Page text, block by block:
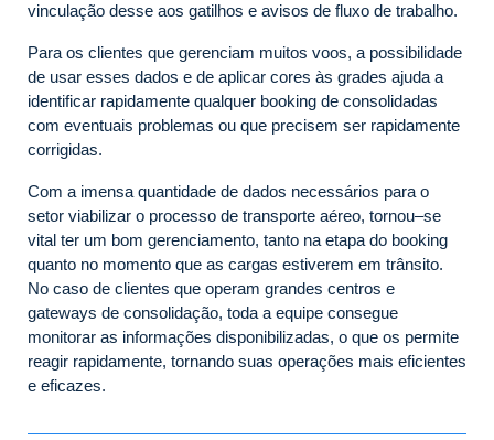
vinculação desse aos gatilhos e avisos de fluxo de trabalho.
Para os clientes que gerenciam muitos voos, a possibilidade
de usar esses dados e de aplicar cores às grades ajuda a
identificar rapidamente qualquer booking de consolidadas
com eventuais problemas ou que precisem ser rapidamente
corrigidas.
Com a imensa quantidade de dados necessários para o
setor viabilizar o processo de transporte aéreo, tornou–se
vital ter um bom gerenciamento, tanto na etapa do booking
quanto no momento que as cargas estiverem em trânsito.
No caso de clientes que operam grandes centros e
gateways de consolidação, toda a equipe consegue
monitorar as informações disponibilizadas, o que os permite
reagir rapidamente, tornando suas operações mais eficientes
e eficazes.